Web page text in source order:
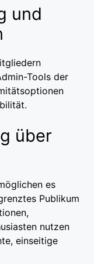
und
Tools der
über
es
Publikum
nutzen
einseitige